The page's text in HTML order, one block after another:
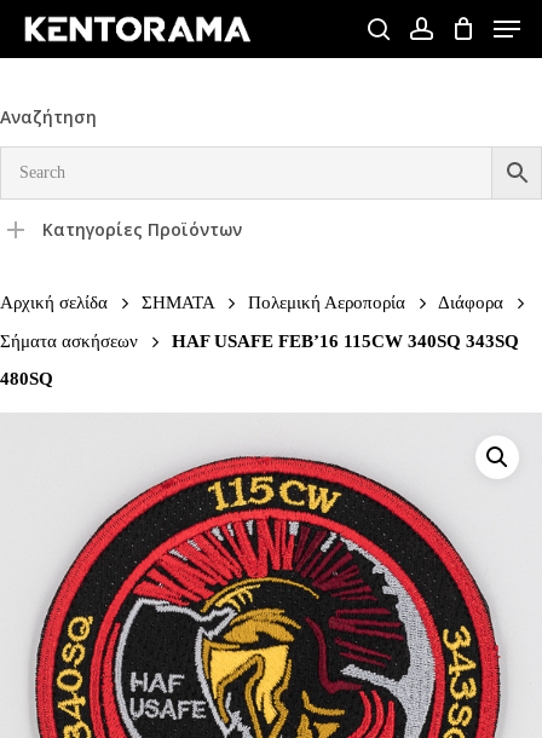
Skip
content
searchaccount
Menu
Αναζήτηση
Κατηγορίες Προϊόντων
Αρχική σελίδα ΣΗΜΑΤΑ Πολεμική Αεροπορία
Διάφορα
Σήματα ασκήσεων
HAF USAFE FEB’16 115CW 340SQ 343SQ
480SQ